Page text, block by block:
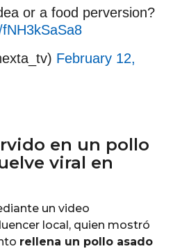
or a food perversion?
February 12,
en un pollo
viral en
un video
local, quien mostró
rellena un pollo asado